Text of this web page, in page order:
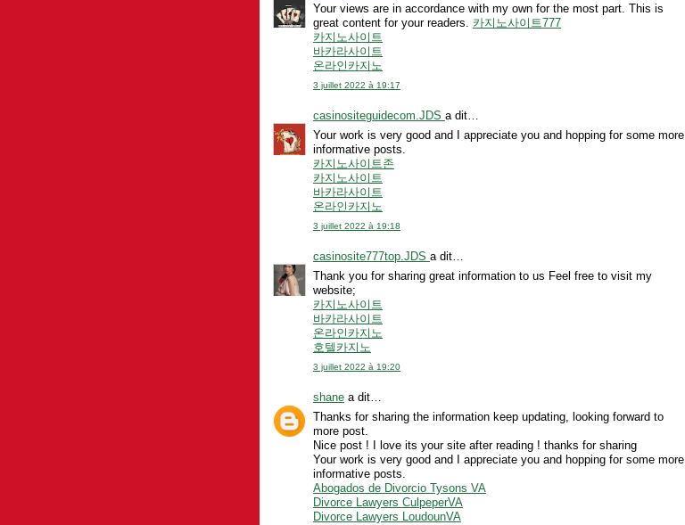
Your views are in accordance with my own for the most part. This is
great content for your readers. 카지노사이트777
카지노사이트
바카라사이트
온라인카지노
3 juillet 2022 à 19:17
casinositeguidecom.JDS a dit…
Your work is very good and I appreciate you and hopping for some more
informative posts.
카지노사이트존
카지노사이트
바카라사이트
온라인카지노
3 juillet 2022 à 19:18
casinosite777top.JDS a dit…
Thank you for sharing great information to us Feel free to visit my
website;
카지노사이트
바카라사이트
온라인카지노
호텔카지노
3 juillet 2022 à 19:20
shane a dit…
Thanks for sharing the information keep updating, looking forward to
more post.
Nice post ! I love its your site after reading ! thanks for sharing
Your work is very good and I appreciate you and hopping for some more
informative posts.
Abogados de Divorcio Tysons VA
Divorce Lawyers CulpeperVA
Divorce Lawyers LoudounVA